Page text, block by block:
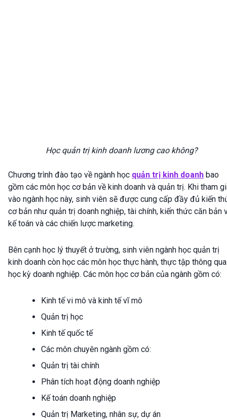
Học quản trị kinh doanh lương cao không?
Chương trình đào tạo về ngành học quản trị kinh doanh bao
gồm các môn học cơ bản về kinh doanh và quản trị. Khi tham
vào ngành học này, sinh viên sẽ được cung cấp đầy đủ kiến
cơ bản như quản trị doanh nghiệp, tài chính, kiến thức căn bản
kế toán và các chiến lược marketing.
Bên cạnh học lý thuyết ở trường, sinh viên ngành học quản trị
kinh doanh còn học các môn học thực hành, thực tập thông qua
học kỳ doanh nghiệp. Các môn học cơ bản của ngành gồm có:
Kinh tế vi mô và kinh tế vĩ mô
Quản trị học
Kinh tế quốc tế
Các môn chuyên ngành gồm có:
Quản trị tài chính
Phân tích hoạt động doanh nghiệp
Kế toán doanh nghiệp
Quản trị Marketing, nhân sự, dự án